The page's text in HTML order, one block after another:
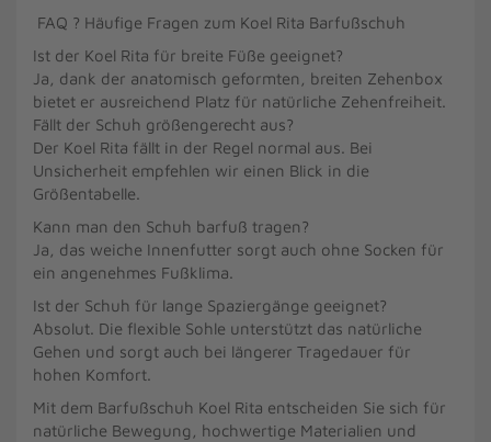
FAQ ? Häufige Fragen zum Koel Rita Barfußschuh
Ist der Koel Rita für breite Füße geeignet?
Ja, dank der anatomisch geformten, breiten Zehenbox
bietet er ausreichend Platz für natürliche Zehenfreiheit.
Fällt der Schuh größengerecht aus?
Der Koel Rita fällt in der Regel normal aus. Bei
Unsicherheit empfehlen wir einen Blick in die
Größentabelle.
Kann man den Schuh barfuß tragen?
Ja, das weiche Innenfutter sorgt auch ohne Socken für
ein angenehmes Fußklima.
Ist der Schuh für lange Spaziergänge geeignet?
Absolut. Die flexible Sohle unterstützt das natürliche
Gehen und sorgt auch bei längerer Tragedauer für
hohen Komfort.
Mit dem Barfußschuh Koel Rita entscheiden Sie sich für
natürliche Bewegung, hochwertige Materialien und